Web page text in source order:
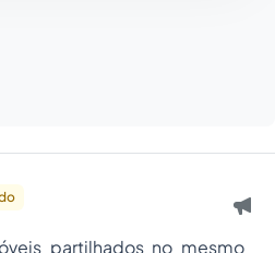
partilhados no mesmo